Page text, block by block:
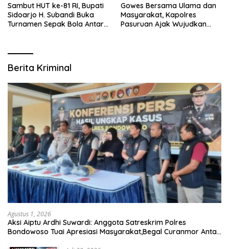
Sambut HUT ke-81 RI, Bupati
Sidoarjo H. Subandi Buka
Turnamen Sepak Bola Antar
Gowes Bersama Ulama dan
Masyarakat, Kapolres
Pasuruan Ajak Wujudkan
Berita Kriminal
Agustus 1, 2026
Aksi Aiptu Ardhi Suwardi: Anggota Satreskrim Polres
Bondowoso Tuai Apresiasi Masyarakat,Begal Curanmor Antar